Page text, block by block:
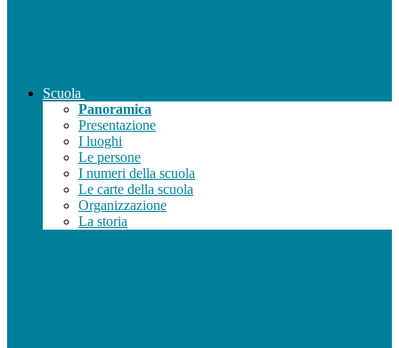
Scuola
Panoramica
Presentazione
I luoghi
Le persone
I numeri della scuola
Le carte della scuola
Organizzazione
La storia